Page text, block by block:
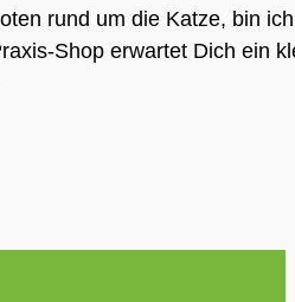
rund um die Katze, bin
Shop erwartet Dich ein